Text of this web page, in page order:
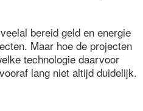
bereid geld en energie
Maar hoe de projecten
technologie daarvoor
lang niet altijd duidelijk.